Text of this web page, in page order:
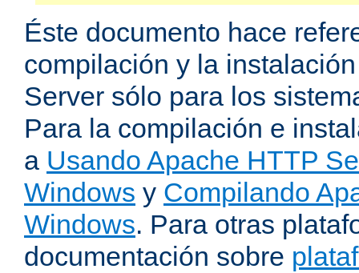
Éste documento hace
compilación y la
Server sólo para los
Para la compilación e
a Usando Apache HTTP
Windows y Compilando
Windows. Para otras
documentación sobre